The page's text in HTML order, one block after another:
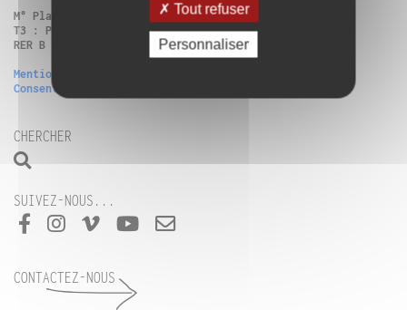
M° Place d’Italie + Bus 57 : Verdun-Victor Hugo
T3 : Poterne des Peupliers
RER B Gentilly ou Vélib (n°13111, n°42505)
Mentions légales
Consentement
CHERCHER
SUIVEZ-NOUS...
CONTACTEZ-NOUS
Tout refuser
Personnaliser